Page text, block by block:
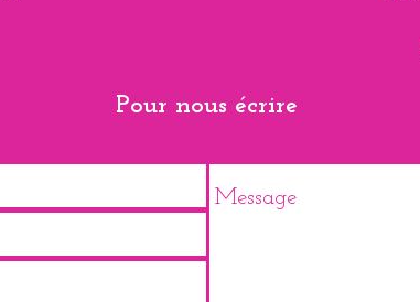
Pour nous écrire